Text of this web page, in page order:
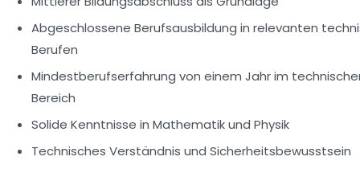
Abgeschlossene Berufsausbildung in relevanten
Berufen
Mindestberufserfahrung von einem Jahrim
Bereich
Solide Kenntnisse in Mathematik und Physik
Technisches Verständnis und Sicherheitsbewusstsein